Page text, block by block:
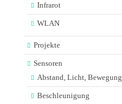
Infrarot
WLAN
Projekte
Sensoren
Abstand, Licht, Bewegung
Beschleunigung